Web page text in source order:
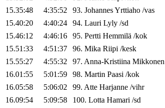
15.35:48
4:35:52 93. JohannesYrttiaho /vas
15.40:20
4:40:24 94. Lauri Lyly /sd
15.46:12
4:46:16 95. Pertti Hemmilä /kok
15.51:33
4:51:37 96. Mika Riipi /kesk
15.55:27
4:55:32 97. Anna-Kristiina Mikkonen
16.01:55
5:01:59 98. Martin Paasi /kok
16.05:58
5:06:02 99. Atte Harjanne /vihr
16.09:54
5:09:58 100. Lotta Hamari /sd